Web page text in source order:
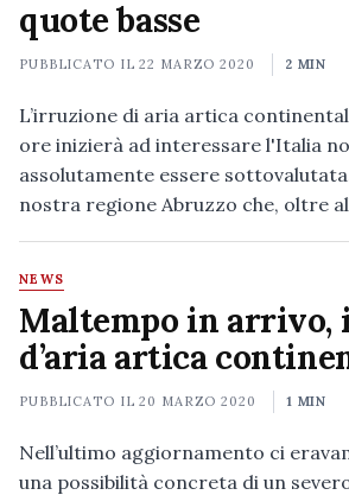
quote basse
PUBBLICATO IL22 MARZO 2020 2 MIN
L’irruzione di aria artica
ore inizierà ad interessare l'Italia
assolutamente essere
nostra regione Abruzzo che, oltre
NEWS
Maltempo in arrivo,
d’aria artica
PUBBLICATO IL20 MARZO 2020 1 MIN
Nell’ultimo aggiornamento ci
una possibilità concreta di un